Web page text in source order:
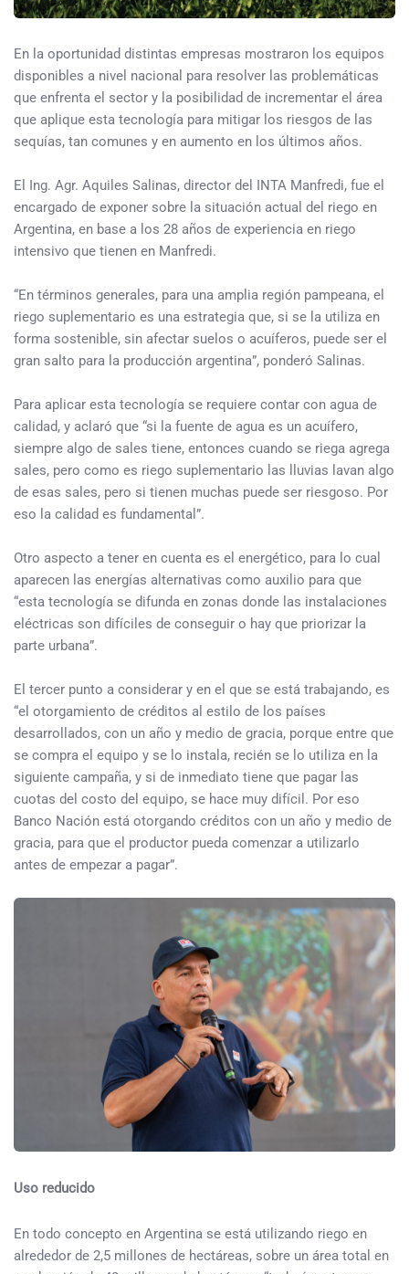
En la oportunidad distintas empresas mostraron los equipos
disponibles a nivel nacional para resolver las problemáticas
que enfrenta el sector y la posibilidad de incrementar el área
que aplique esta tecnología para mitigar los riesgos de las
sequías, tan comunes y en aumento en los últimos años.
El Ing. Agr. Aquiles Salinas, director del INTA Manfredi, fue el
encargado de exponer sobre la situación actual del riego en
Argentina, en base a los 28 años de experiencia en riego
intensivo que tienen en Manfredi.
“En términos generales, para una amplia región pampeana, el
riego suplementario es una estrategia que, si se la utiliza en
forma sostenible, sin afectar suelos o acuíferos, puede ser el
gran salto para la producción argentina”, ponderó Salinas.
Para aplicar esta tecnología se requiere contar con agua de
calidad, y aclaró que “si la fuente de agua es un acuífero,
siempre algo de sales tiene, entonces cuando se riega agrega
sales, pero como es riego suplementario las lluvias lavan algo
de esas sales, pero si tienen muchas puede ser riesgoso. Por
eso la calidad es fundamental”.
Otro aspecto a tener en cuenta es el energético, para lo cual
aparecen las energías alternativas como auxilio para que
“esta tecnología se difunda en zonas donde las instalaciones
eléctricas son difíciles de conseguir o hay que priorizar la
parte urbana”.
El tercer punto a considerar y en el que se está trabajando, es
“el otorgamiento de créditos al estilo de los países
desarrollados, con un año y medio de gracia, porque entre que
se compra el equipo y se lo instala, recién se lo utiliza en la
siguiente campaña, y si de inmediato tiene que pagar las
cuotas del costo del equipo, se hace muy difícil. Por eso
Banco Nación está otorgando créditos con un año y medio de
gracia, para que el productor pueda comenzar a utilizarlo
antes de empezar a pagar”.
Uso reducido
En todo concepto en Argentina se está utilizando riego en
alrededor de 2,5 millones de hectáreas, sobre un área total en